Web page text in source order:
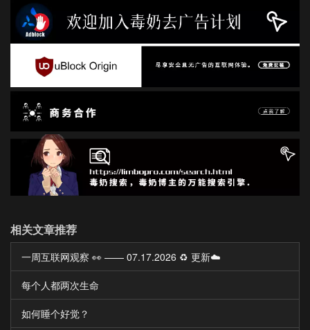
相关文章推荐
一周互联网观察 👀 —— 07.17.2026 ♻️ 更新☁️
每个人都两次生命
如何睡个好觉？